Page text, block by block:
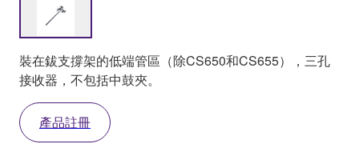
裝在鈸支撐架的低端管區（除CS650和CS655），三孔
接收器，不包括中鼓夾。
產品註冊